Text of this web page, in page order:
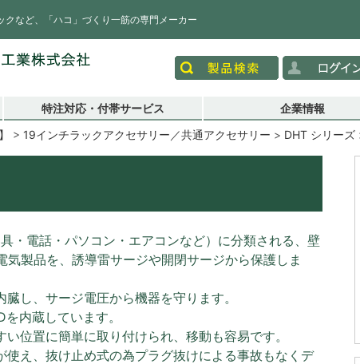
など、「ハコ」づくり一筋の専門メーカー
特注対応・付帯サービス 企業情報
19インチラックアクセサリー／共通アクセサリー DHT シリーズ
・電話・パソコン・エアコンなど）に分類される、壁
製品を、誘導雷サージや開閉サージから保護しま
し、サージ電圧から機器を守ります。
内蔵しています。
位置に簡単に取り付けられ、移動も容易です。
え、抜け止め式の為プラグ抜けによる事故もなくデ